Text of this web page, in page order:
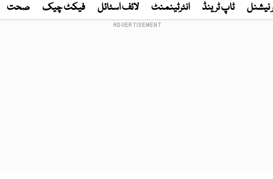
نیشنل ٹاپ ٹرینڈ انٹرٹینمنٹ لائف اسٹائل فیکٹ چیک صحت